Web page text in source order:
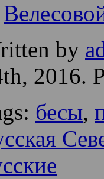
by
2016.
бесы,